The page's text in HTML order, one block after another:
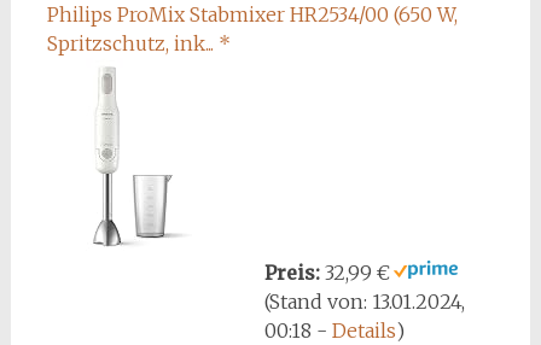
Philips ProMix Stabmixer HR2534/00 (650 W,
Spritzschutz, ink... *
Preis: 32,99 €
(Stand von: 13.01.2024,
00:18 - Details)